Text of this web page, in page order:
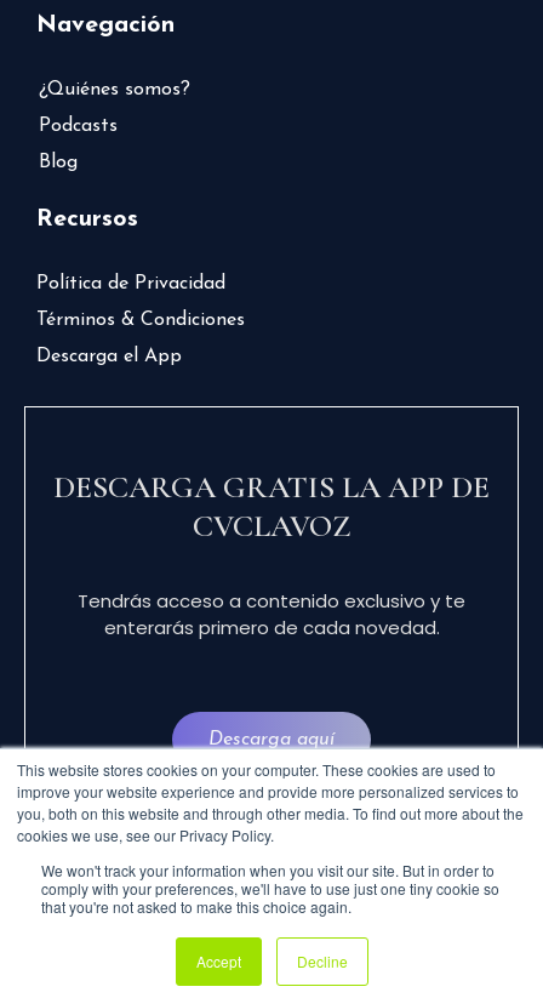
This website stores cookies on your computer. These cookies are used to
improve your website experience and provide more personalized services to
you, both on this website and through other media. To find out more about the
cookies we use, see our Privacy Policy.
We won't track your information when you visit our site. But in order to
comply with your preferences, we'll have to use just one tiny cookie so
that you're not asked to make this choice again.
Accept Decline
Navegación
¿Quiénes somos?
Podcasts
Blog
Recursos
Política de Privacidad
Términos & Condiciones
Descarga el App
DESCARGA GRATIS LA APP DE
CVCLAVOZ
Tendrás acceso a contenido exclusivo y te
enterarás primero de cada novedad.
Descarga aquí
© 2024 CVCLAVOZ . TODOS LOS DERECHOS
RESERVADOS.